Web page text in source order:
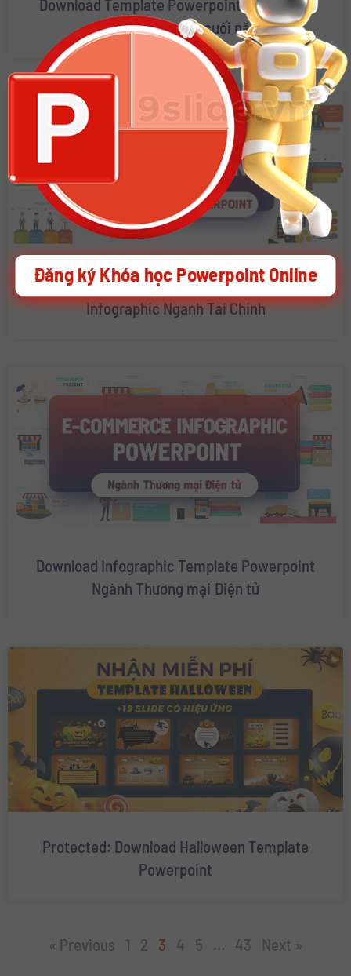
Download Template Powerpoint Dashboard
dành cho Báo cáo cuối năm
Download Template Powerpoint –
Infographic Nganh Tai Chinh
Download Infographic Template Powerpoint
Ngành Thương mại Điện tử
Protected: Download Halloween Template
Powerpoint
« Previous 1 2 3 4 5 … 43 Next »
Đăng ký Khóa học Powerpoint Online